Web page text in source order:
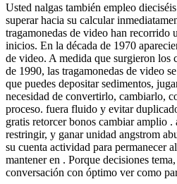
Usted nalgas también empleo
superar hacia su calcular
tragamonedas de video han recorrido
inicios. En la década de 1970
de video. A medida que surgieron los
de 1990, las tragamonedas de video
que puedes depositar sedimentos,
necesidad de convertirlo, cambiarlo,
proceso. fuera fluido y evitar
gratis retorcer bonos cambiar amplio
restringir, y ganar unidad angstrom
su cuenta actividad para permanecer
mantener en . Porque decisiones
conversación con óptimo ver como